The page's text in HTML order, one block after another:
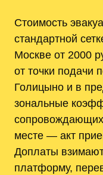
Стоимость
стандартной
Москве от 2000
от точки подачи
Голицыно и в
зональные
сопровождающих
месте — акт
Доплаты
платформу,